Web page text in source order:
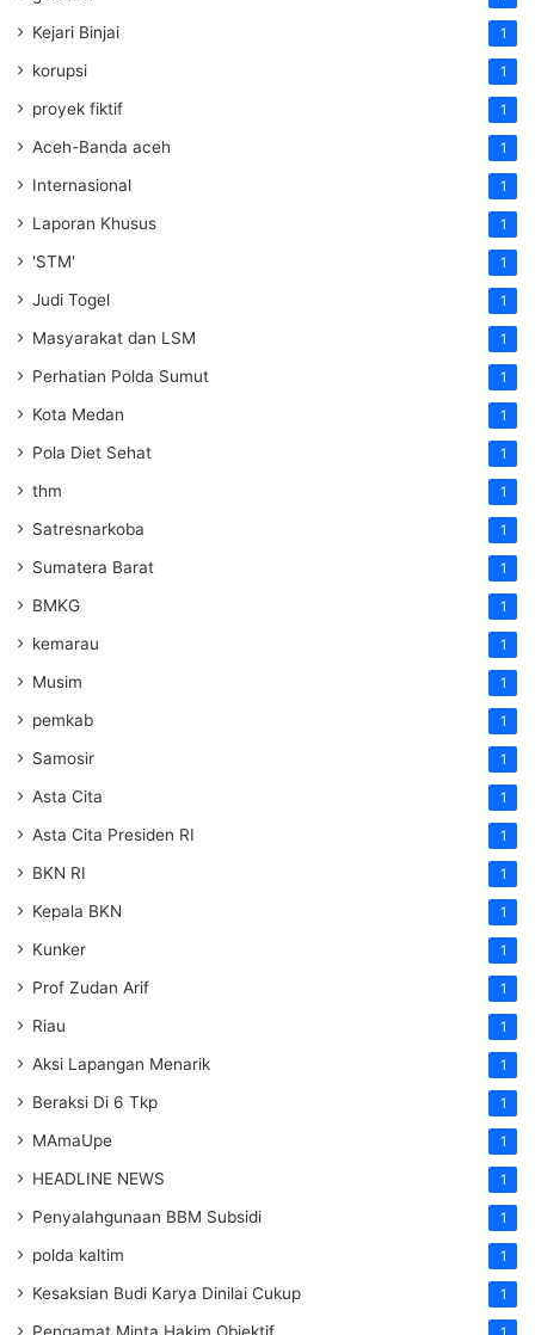
Kejari Binjai 1
korupsi 1
proyek fiktif 1
Aceh-Banda aceh 1
Internasional 1
Laporan Khusus 1
'STM' 1
Judi Togel 1
Masyarakat dan LSM 1
Perhatian Polda Sumut 1
Kota Medan 1
Pola Diet Sehat 1
thm 1
Satresnarkoba 1
Sumatera Barat 1
BMKG 1
kemarau 1
Musim 1
pemkab 1
Samosir 1
Asta Cita 1
Asta Cita Presiden RI 1
BKN RI 1
Kepala BKN 1
Kunker 1
Prof Zudan Arif 1
Riau 1
Aksi Lapangan Menarik 1
Beraksi Di 6 Tkp 1
MAmaUpe 1
HEADLINE NEWS 1
Penyalahgunaan BBM Subsidi 1
polda kaltim 1
Kesaksian Budi Karya Dinilai Cukup 1